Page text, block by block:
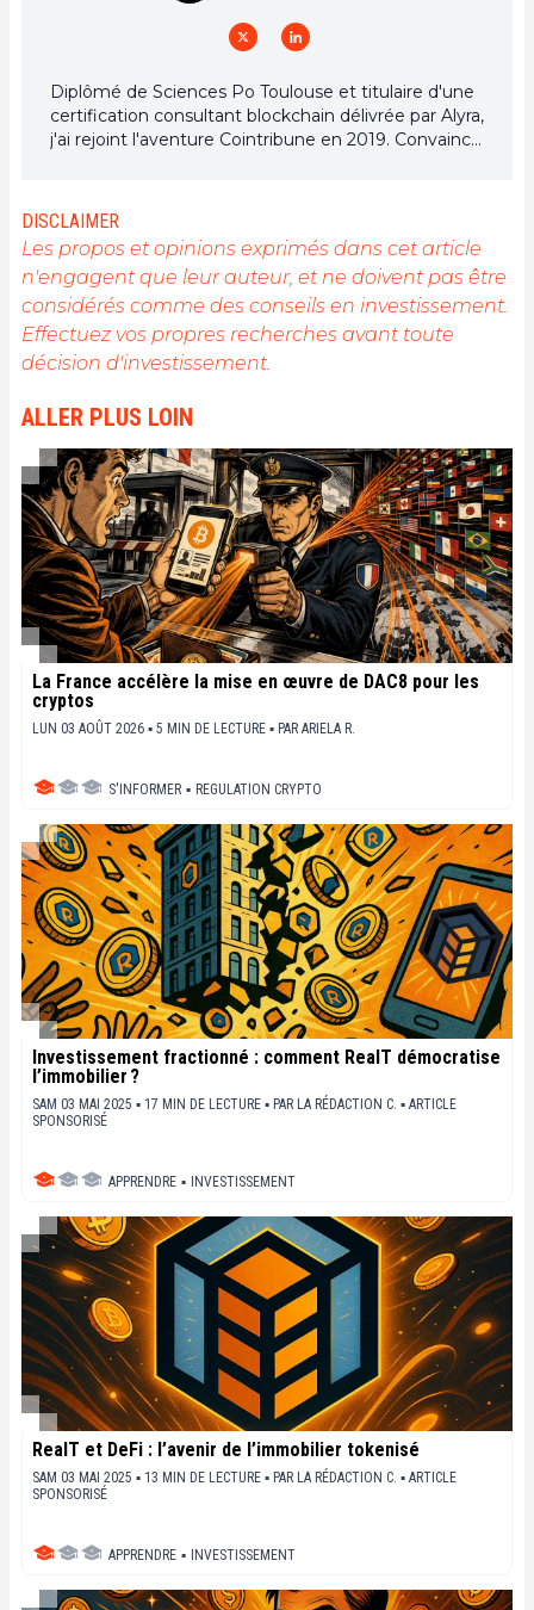
Diplômé de Sciences Po Toulouse et titulaire d'une
certification consultant blockchain délivrée par Alyra,
j'ai rejoint l'aventure Cointribune en 2019. Convaincu
l'engagement de sensibiliser et d'informer le grand
public sur cet écosystème en constante évolution.
Mon objectif est de permettre à chacun de mieux
comprendre la blockchain et de saisir les
opportunités qu'elle offre. Je m'efforce chaque jour
de fournir une analyse objective de l'actualité, de
décrypter les tendances du marché, de relayer les
sociétaux de cette révolution en marche.
DISCLAIMER
Les propos et opinions exprimés dans cet article
n'engagent que leur auteur, et ne doivent pas être
considérés comme des conseils en investissement.
Effectuez vos propres recherches avant toute
décision d'investissement.
ALLER PLUS LOIN
La France accélère la mise en œuvre de DAC8 pour les
cryptos
LUN 03 AOÛT 2026 ▪ 5 MIN DE LECTURE ▪ PAR ARIELA R.
S'INFORMER ▪ REGULATION CRYPTO
Investissement fractionné : comment RealT démocratise
l’immobilier ?
SAM 03 MAI 2025 ▪ 17 MIN DE LECTURE ▪ PAR LA RÉDACTION C. ▪ ARTICLE
SPONSORISÉ
APPRENDRE ▪ INVESTISSEMENT
RealT et DeFi : l’avenir de l’immobilier tokenisé
SAM 03 MAI 2025 ▪ 13 MIN DE LECTURE ▪ PAR LA RÉDACTION C. ▪ ARTICLE
SPONSORISÉ
APPRENDRE ▪ INVESTISSEMENT